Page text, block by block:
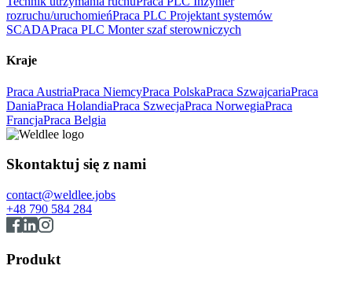
rozruchu/uruchomieńPraca PLC Projektant systemów
SCADAPraca PLC Monter szaf sterowniczych
Kraje
Praca AustriaPraca NiemcyPraca PolskaPraca SzwajcariaPraca
DaniaPraca HolandiaPraca SzwecjaPraca NorwegiaPraca
FrancjaPraca Belgia
Skontaktuj się z nami
contact@weldlee.jobs
+48 790 584 284
Produkt